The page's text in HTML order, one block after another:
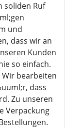
soliden Ruf
und
dass wir an
Kunden
so einfach.
bearbeiten
dass
Zu unseren
Verpackung